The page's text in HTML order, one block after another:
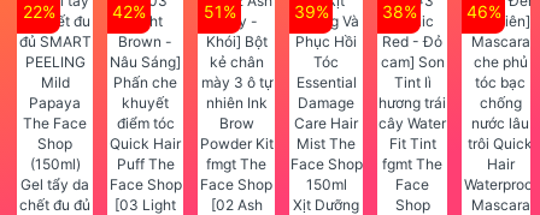
22%
Gel tẩy da
chết đu đủ
42%
[03 Light
51%
[02 Ash
39%
Xịt Dưỡng
38% 46%